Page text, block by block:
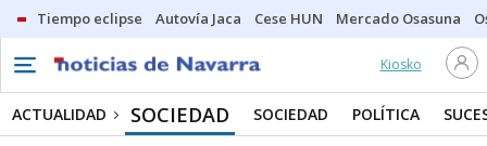
Tiempo eclipse Autovía Jaca Cese HUN Mercado Osasuna
Kiosko
ACTUALIDAD SOCIEDAD SOCIEDAD POLÍTICA